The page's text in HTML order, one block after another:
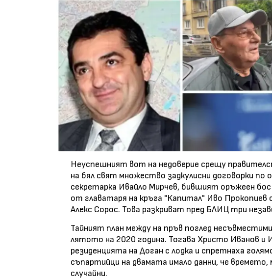
Неуспешният вот на недоверие срещу
на бял свят множество задкулисни договорки
секретарка Ивайло Мирчев, бившият оръжеен бос
от главатаря на кръга "Капитал" Иво Прокопиев
Алекс Сорос. Това разкриват пред БЛИЦ три
Тайният план между на пръв поглед
лятото на 2020 година. Тогава Христо Иванов и
резиденцията на Доган с лодка и спретнаха
съпартийци на двамата имало данни, че
случайни.